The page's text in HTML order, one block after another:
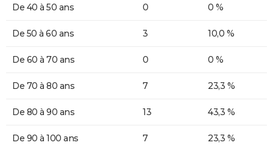
De 40 à 50 ans 0 0 %
De 50 à 60 ans 3 10,0 %
De 60 à 70 ans 0 0 %
De 70 à 80 ans 7 23,3 %
De 80 à 90 ans 13 43,3 %
De 90 à 100 ans 7 23,3 %